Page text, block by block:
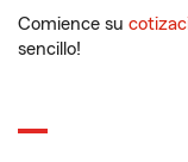
Comience su
sencillo!